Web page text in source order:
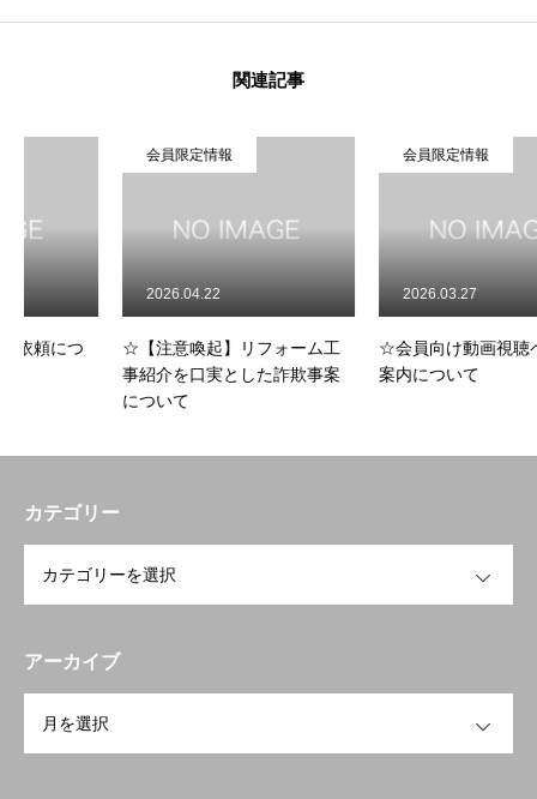
研修会・講習会など
空き家空き地 無料相談センター
関連記事
会員限定情報
☆【注意喚起】リフォーム工
事紹介を口実とした詐欺事案
会員限定情報
☆会員向け動画視聴ページの
案内について
カテゴリー
アーカイブ